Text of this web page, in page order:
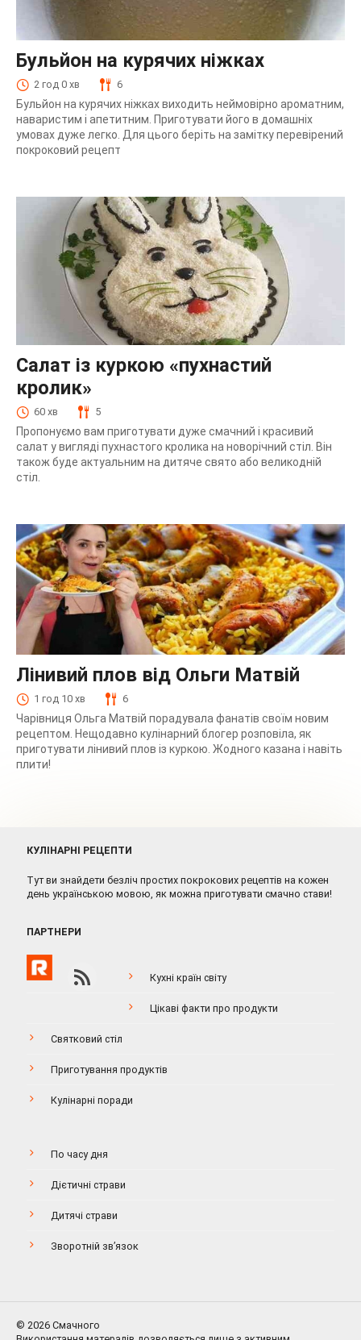
Бульйон на курячих ніжках
2 год 0 хв 6
Бульйон на курячих ніжках виходить неймовірно ароматним,
наваристим і апетитним. Приготувати його в домашніх
умовах дуже легко. Для цього беріть на замітку перевірений
покроковий рецепт
Салат із куркою «пухнастий
кролик»
60 хв 5
Пропонуємо вам приготувати дуже смачний і красивий
салат у вигляді пухнастого кролика на новорічний стіл. Він
також буде актуальним на дитяче свято або великодній
стіл.
Лінивий плов від Ольги Матвій
1 год 10 хв 6
Чарівниця Ольга Матвій порадувала фанатів своїм новим
рецептом. Нещодавно кулінарний блогер розповіла, як
приготувати лінивий плов із куркою. Жодного казана і навіть
плити!
КУЛІНАРНІ РЕЦЕПТИ
Тут ви знайдети безліч простих покрокових рецептів на кожен
день українською мовою, як можна приготувати смачно стави!
ПАРТНЕРИ
Кухні країн світу
Цікаві факти про продукти
Святковий стіл
Приготування продуктів
Кулінарні поради
По часу дня
Дієтичні страви
Дитячі страви
Зворотній зв’язок
© 2026 Смачного